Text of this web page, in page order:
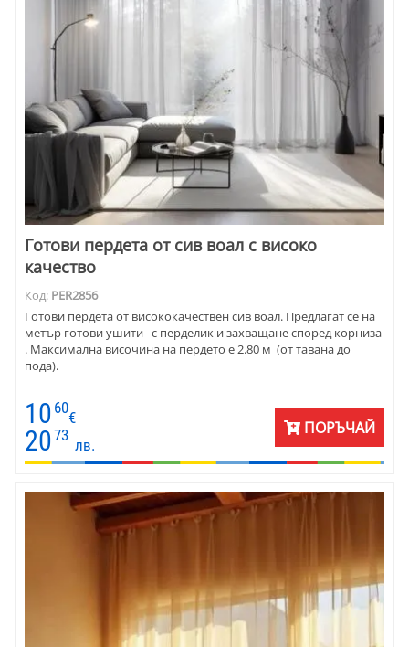
Готови пердета от сив воал с високо
качество
Код: PER2856
Готови пердета от висококачествен сив воал. Предлагат се на
метър готови ушити с перделик и захващане според корниза
. Максимална височина на пердето е 2.80 м (от тавана до
пода).
10 60
€
2073
лв.
ПОРЪЧАЙ